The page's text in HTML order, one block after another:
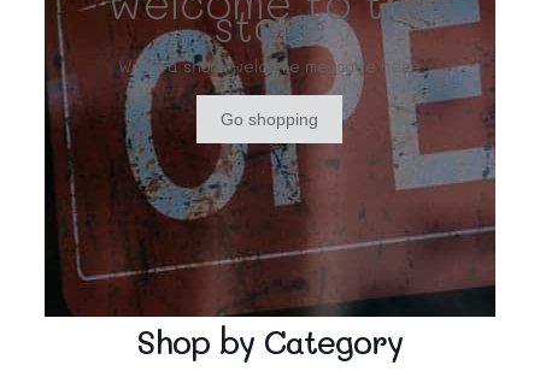
store
Write a short welcome message here
Go shopping
Shop by Category